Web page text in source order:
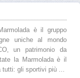
è il gruppo
uniche al mondo
un patrimonio da
la Marmolada è il
gli sportivi più ...